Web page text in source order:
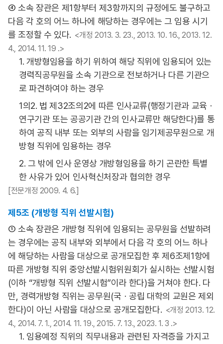
④ 소속 장관은 제1항부터 제3항까지의 규정에도 불구하고
다음 각 호의 어느 하나에 해당하는 경우에는 그 임용 시기
를 조정할 수 있다. <개정 2013. 3. 23., 2013. 10. 16., 2013. 12.
4., 2014. 11. 19 .>
1. 개방형임용을 하기 위하여 해당 직위에 임용되어 있는
경력직공무원을 소속 기관으로 전보하거나 다른 기관으
로 파견하여야 하는 경우
1의2. 법 제32조의2에 따른 인사교류(행정기관과 교육ㆍ
연구기관 또는 공공기관 간의 인사교류만 해당한다)를 통
하여 공직 내부 또는 외부의 사람을 임기제공무원으로 개
방형 직위에 임용하는 경우
2. 그 밖에 인사 운영상 개방형임용을 하기 곤란한 특별
한 사유가 있어 인사혁신처장과 협의한 경우
[전문개정 2009. 4. 6.]
제5조 (개방형 직위 선발시험)
① 소속 장관은 개방형 직위에 임용되는 공무원을 선발하려
는 경우에는 공직 내부와 외부에서 다음 각 호의 어느 하나
에 해당하는 사람을 대상으로 공개모집한 후 제6조제1항에
따른 개방형 직위 중앙선발시험위원회가 실시하는 선발시험
(이하 “개방형 직위 선발시험”이라 한다)을 거쳐야 한다. 다
만, 경력개방형 직위는 공무원(국ㆍ공립 대학의 교원은 제외
한다)이 아닌 사람을 대상으로 공개모집한다. <개정 2013. 12.
4., 2014. 7. 1., 2014. 11. 19., 2015. 7. 13., 2023. 1. 3 .>
1. 임용예정 직위의 직무내용과 관련된 자격증을 가지고